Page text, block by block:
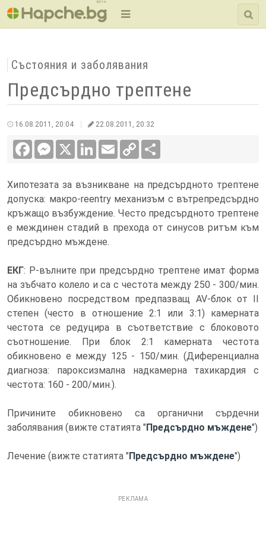
BETA
Състояния и заболявания
Предсърдно трептене
16.08.2011, 20:04 22.08.2011, 20:32
FacebookMessenger LinkedInEmail
Copy
Link
Хипотезата за възникване на предсърдното трептене
допуска: макро-reentry механизъм с вътрепредсърдно
кръжащо възбуждение. Често предсърдното трептене
е междинен стадий в прехода от синусов ритъм към
предсърдно мъждене.
ЕКГ: Р-вълните при предсърдно трептене имат форма
на зъбчато колело и са с честота между 250 - 300/мин.
Обикновено посредством предпазващ AV-блок от II
степен (често в отношение 2:1 или 3:1) камерната
честота се редуцира в съответствие с блоковото
съотношение. При блок 2:1 камерната честота
обикновено е между 125 - 150/мин. (Диференциална
диагноза: пароксизмална надкамерна тахикардия с
честота: 160 - 200/мин.).
Причините обикновено са органични сърдечни
заболявания (вижте статията "Предсърдно мъждене")
Лечение (вижте статията "Предсърдно мъждене")
РЕКЛАМА